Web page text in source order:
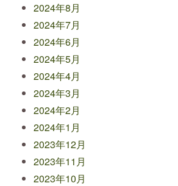
2024年8月
2024年7月
2024年6月
2024年5月
2024年4月
2024年3月
2024年2月
2024年1月
2023年12月
2023年11月
2023年10月